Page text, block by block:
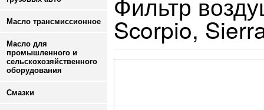
Масло трансмиссионное
Масло для
промышленного и
сельскохозяйственного
оборудования
Смазки
Scorpio,